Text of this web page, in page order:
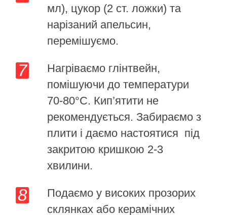
мл), цукор (2 ст. ложки) та
нарізаний апельсин,
перемішуємо.
Нагріваємо глінтвейн,
помішуючи до температури
70-80°С. Кип’ятити не
рекомендується. Забираємо з
плити і даємо настоятися під
закритою кришкою 2-3
хвилини.
Подаємо у високих прозорих
склянках або керамічних